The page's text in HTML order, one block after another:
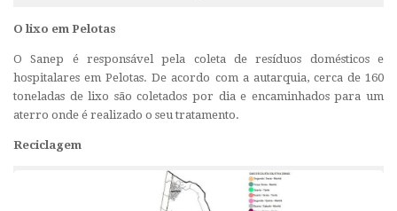
O lixo em Pelotas
O Sanep é responsável pela coleta de resíduos domésticos e
hospitalares em Pelotas. De acordo com a autarquia, cerca de 160
toneladas de lixo são coletados por dia e encaminhados para um
aterro onde é realizado o seu tratamento.
Reciclagem